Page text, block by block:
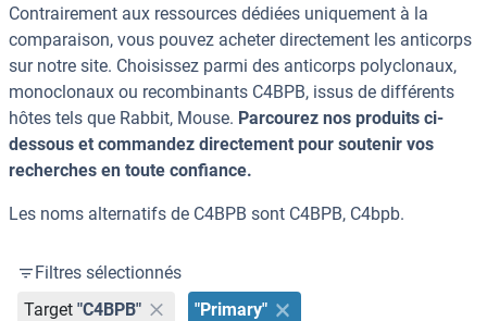
Contrairement aux ressources dédiées uniquement à la
comparaison, vous pouvez acheter directement les anticorps
sur notre site. Choisissez parmi des anticorps polyclonaux,
monoclonaux ou recombinants C4BPB, issus de différents
hôtes tels que Rabbit, Mouse. Parcourez nos produits ci-
dessous et commandez directement pour soutenir vos
recherches en toute confiance.
Les noms alternatifs de C4BPB sont C4BPB, C4bpb.
Filtres sélectionnés
Target "C4BPB" "Primary"